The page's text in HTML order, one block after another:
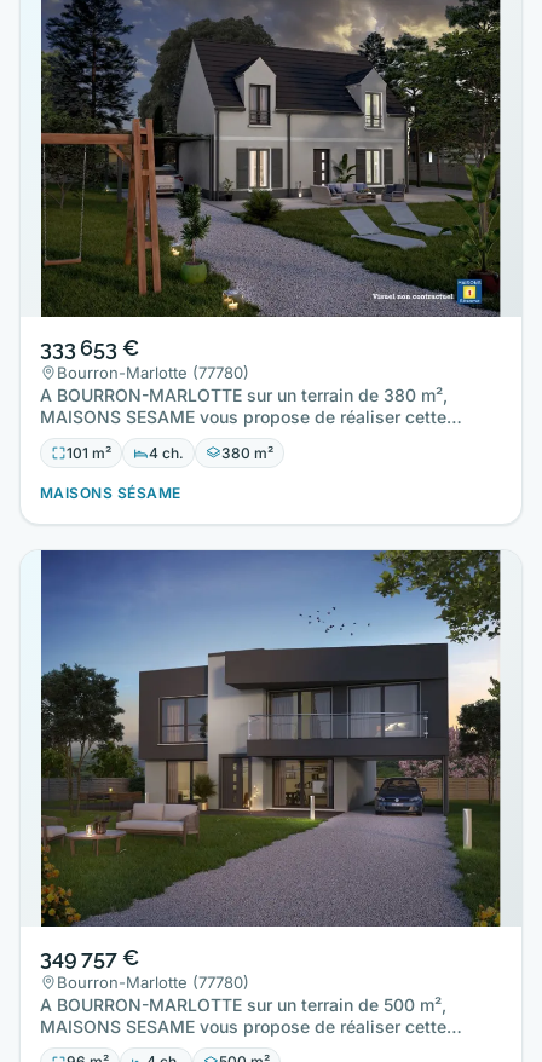
333 653 €
Bourron-Marlotte (77780)
A BOURRON-MARLOTTE sur un terrain de 380 m²,
MAISONS SESAME vous propose de réaliser cette
maison neuve d'une surface…
101 m² 4 ch. 380 m²
MAISONS SÉSAME
349 757 €
Bourron-Marlotte (77780)
A BOURRON-MARLOTTE sur un terrain de 500 m²,
MAISONS SESAME vous propose de réaliser cette
maison neuve d'une surface…